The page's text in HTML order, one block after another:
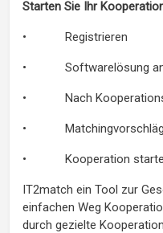
Starten Sie Ihr
• Registrieren
• Softwarelösung
• Nach
•
• Kooperation
IT2match ein Tool zur
einfachen Weg
durch gezielte